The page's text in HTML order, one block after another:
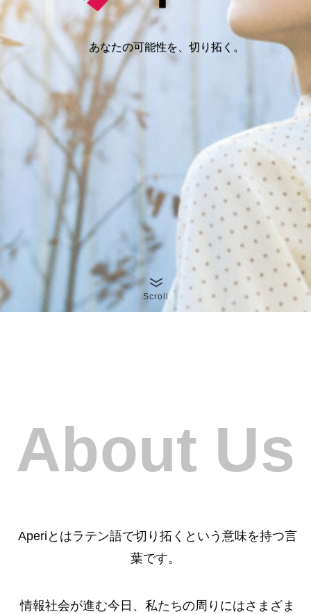
あなたの可能性を、切り拓く。
あなたの可能性を、切り拓く。
あなたの可能性を、切り拓く。
あなたの可能性を、切り拓く。
Scroll
About Us
Aperiとはラテン語で切り拓くという意味を持つ言
葉です。
情報社会が進む今日、私たちの周りにはさまざま